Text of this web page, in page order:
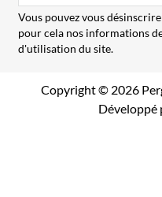
Vous pouvez vous
pour cela nos informations
d'utilisation du site.
Copyright © 2026
Développé